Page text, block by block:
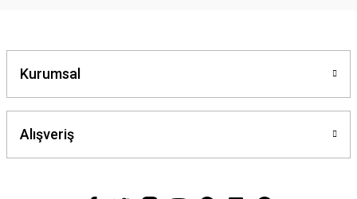
Bu ürüne benzer farklı alternatifler olmalı.
Kurumsal
Alışveriş